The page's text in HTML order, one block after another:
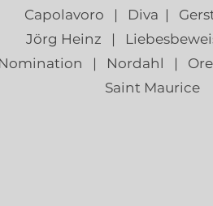
Capolavoro | Diva |
Jörg Heinz |
Nomination | Nordahl |
Saint Maurice